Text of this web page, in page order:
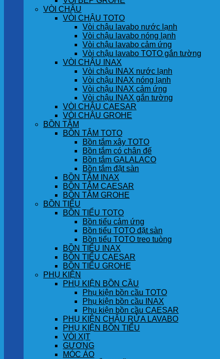
VÒI CHẬU
VÒI CHẬU TOTO
Vòi chậu lavabo nước lạnh
Vòi chậu lavabo nóng lạnh
Vòi chậu lavabo cảm ứng
Vòi chậu lavabo TOTO gắn tường
VÒI CHẬU INAX
Vòi chậu INAX nước lạnh
Vòi chậu INAX nóng lạnh
Vòi chậu INAX cảm ứng
Vòi chậu INAX gắn tường
VÒI CHẬU CAESAR
VÒI CHẬU GROHE
BỒN TẮM
BỒN TẮM TOTO
Bồn tắm xây TOTO
Bồn tắm có chân đế
Bồn tắm GALALACO
Bồn tắm đặt sàn
BỒN TẮM INAX
BỒN TẮM CAESAR
BỒN TẮM GROHE
BỒN TIỂU
BỒN TIỂU TOTO
Bồn tiểu cảm ứng
Bồn tiểu TOTO đặt sàn
Bồn tiểu TOTO treo tuòng
BỒN TIỂU INAX
BỒN TIỂU CAESAR
BỒN TIỂU GROHE
PHỤ KIỆN
PHỤ KIỆN BỒN CẦU
Phụ kiện bồn cầu TOTO
Phụ kiện bồn cầu INAX
Phụ kiện bồn cầu CAESAR
PHỤ KIỆN CHẬU RỬA LAVABO
PHỤ KIỆN BỒN TIỂU
VÒI XỊT
GƯƠNG
MÓC ÁO